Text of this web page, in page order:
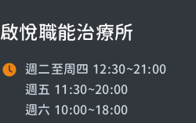
啟悅職能治療所
週二至周四 12:30~21:00
週五 11:30~20:00
週六 10:00~18:00